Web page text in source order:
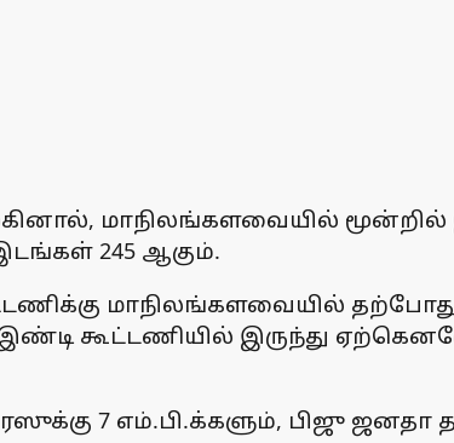
மாநிலங்களவையில்
245 ஆகும்.
மாநிலங்களவையில்
கூட்டணியில் இருந்து
7 எம்.பி.க்களும், பிஜு ஜனதா